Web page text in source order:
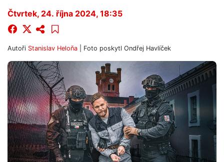
Čtvrtek, 24. října 2024, 18:35
Autoři Stanislav Heloňa | Foto poskytl Ondřej Havlíček